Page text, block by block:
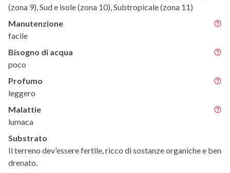
(zona 9), Sud e isole (zona 10), Subtropicale (zona 11)
Manutenzione
facile
Bisogno di acqua
poco
Profumo
leggero
Malattie
lumaca
Substrato
Il terreno dev'essere fertile, ricco di sostanze organiche e ben
drenato.